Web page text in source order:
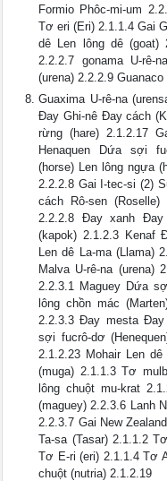
Formio Phôc-mi-um
Tơ eri (Eri) 2.1.1.4 Gai
dê Len lông dê (goat)
2.2.2.7 gonama U-rê-
(urena) 2.2.2.9
Guaxima U-rê-na
Đay Ghi-nê Đay cách
rừng (hare) 2.1.2.17
Henaquen Dứa sợi
(horse) Len lông ngựa
2.2.2.8 Gai I-tec-si (2)
cách Rô-sen
2.2.2.8 Đay xanh
(kapok) 2.1.2.3 Kenaf
Len dê La-ma (Llama)
Malva U-rê-na (urena)
2.2.3.1 Maguey Dứa
lông chồn mác
2.2.3.3 Đay mesta
sợi fucrô-dơ
2.1.2.23 Mohair Len
(muga) 2.1.1.3 Tơ
lông chuột mu-krat
(maguey) 2.2.3.6 Lanh
2.2.3.7 Gai New
Ta-sa (Tasar) 2.1.1.2
Tơ E-ri (eri) 2.1.1.4 Tơ
chuột (nutria) 2.1.2.19